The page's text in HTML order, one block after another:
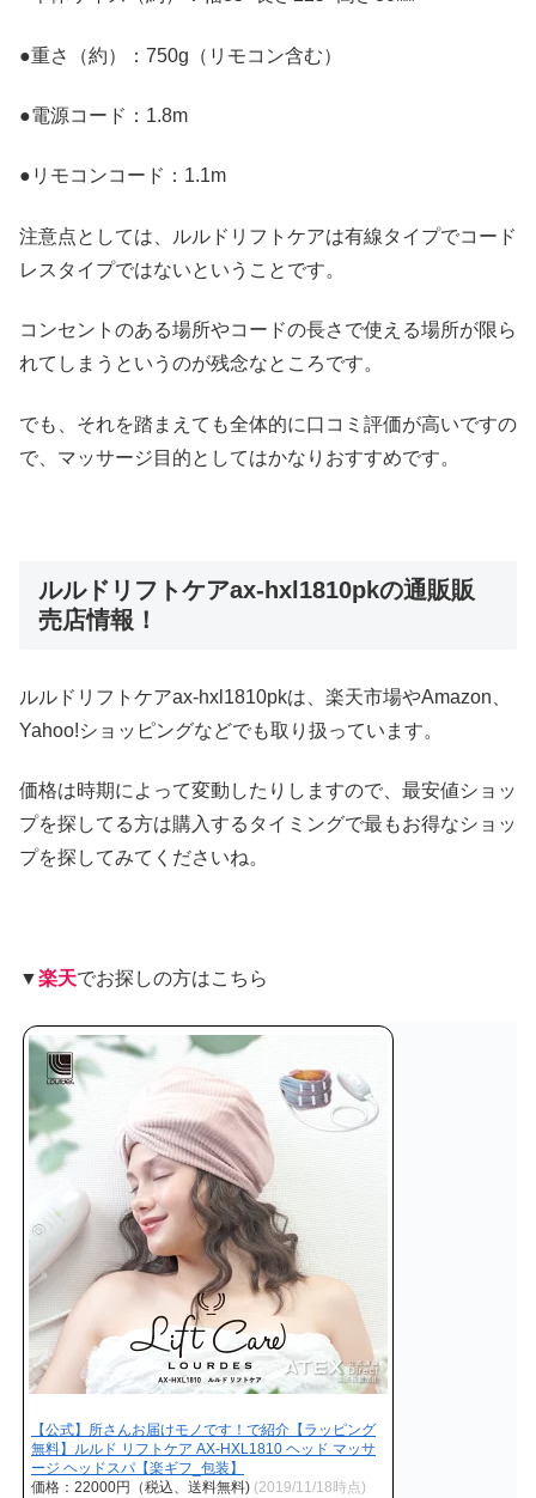
●重さ（約）：750g（リモコン含む）
●電源コード：1.8m
●リモコンコード：1.1m
注意点としては、ルルドリフトケアは有線タイプでコード
レスタイプではないということです。
コンセントのある場所やコードの長さで使える場所が限ら
れてしまうというのが残念なところです。
でも、それを踏まえても全体的に口コミ評価が高いですの
で、マッサージ目的としてはかなりおすすめです。
ルルドリフトケアax-hxl1810pkの通販販
売店情報！
ルルドリフトケアax-hxl1810pkは、楽天市場やAmazon、
Yahoo!ショッピングなどでも取り扱っています。
価格は時期によって変動したりしますので、最安値ショッ
プを探してる方は購入するタイミングで最もお得なショッ
プを探してみてくださいね。
▼楽天でお探しの方はこちら
【公式】所さんお届けモノです！で紹介【ラッピング
無料】ルルド リフトケア AX-HXL1810 ヘッド マッサ
ージ ヘッドスパ【楽ギフ_包装】
価格：22000円（税込、送料無料) (2019/11/18時点)